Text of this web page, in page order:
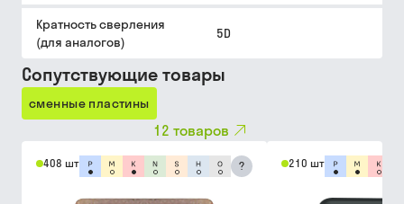
Кратность сверления
(для аналогов)
5D
Сопутствующие товары
сменные пластины
12 товаров
408 шт ? 210 шт